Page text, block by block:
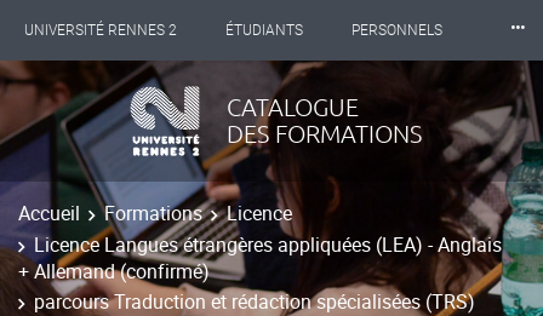
UNIVERSITÉ RENNES 2 ÉTUDIANTS PERSONNELS
INTERNATIONAL PROFESSIONNELS BIBLIOTHÈQUES
LES NOUVELLES DE RENNES 2
⸱⸱⸱
CATALOGUE
DES FORMATIONS
Accueil Formations
Licence
Licence Langues étrangères appliquées (LEA) - Anglais
+ Allemand (confirmé)
parcours Traduction et rédaction spécialisées (TRS)